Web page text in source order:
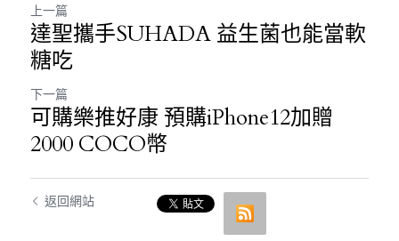
上一篇
達聖攜手SUHADA 益生菌也能當軟
糖吃
下一篇
可購樂推好康 預購iPhone12加贈
2000 COCO幣
返回網站